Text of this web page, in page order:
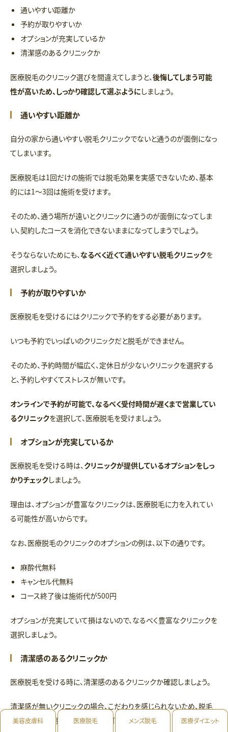
通いやすい距離か
予約が取りやすいか
オプションが充実しているか
清潔感のあるクリニックか
医療脱毛のクリニック選びを間違えてしまうと、後悔してしまう可能
性が高いため、しっかり確認して選ぶようにしましょう。
通いやすい距離か
自分の家から通いやすい脱毛クリニックでないと通うのが面倒になっ
てしまいます。
医療脱毛は1回だけの施術では脱毛効果を実感できないため、基本
的には1〜3回は施術を受けます。
そのため、通う場所が遠いとクリニックに通うのが面倒になってしま
い、契約したコースを消化できないままになってしまうでしょう。
そうならないためにも、 なるべく近くて通いやすい脱毛クリニックを
選択しましょう。
予約が取りやすいか
医療脱毛を受けるにはクリニックで予約をする必要があります。
いつも予約でいっぱいのクリニックだと脱毛ができません。
そのため、予約時間が幅広く、定休日が少ないクリニックを選択する
と、予約しやすくてストレスが無いです。
オンラインで予約が可能で、なるべく受付時間が遅くまで営業してい
るクリニックを選択して、医療脱毛を受けましょう。
オプションが充実しているか
医療脱毛を受ける時は、 クリニックが提供しているオプションをしっ
かりチェックしましょう。
理由は、オプションが豊富なクリニックは、医療脱毛に力を入れてい
る可能性が高いからです。
なお、医療脱毛のクリニックのオプションの例は、以下の通りです。
麻酔代無料
キャンセル代無料
コース終了後は施術代が500円
オプションが充実していて損はないので、なるべく豊富なクリニックを
選択しましょう。
清潔感のあるクリニックか
医療脱毛を受ける時に、清潔感のあるクリニックか確認しましょう。
清潔感が無いクリニックの場合、こだわりを感じられないため、脱毛
施術もしっかり照射してくれない可能性が高いです。
美容皮膚科 医療脱毛 メンズ脱毛 医療ダイエット